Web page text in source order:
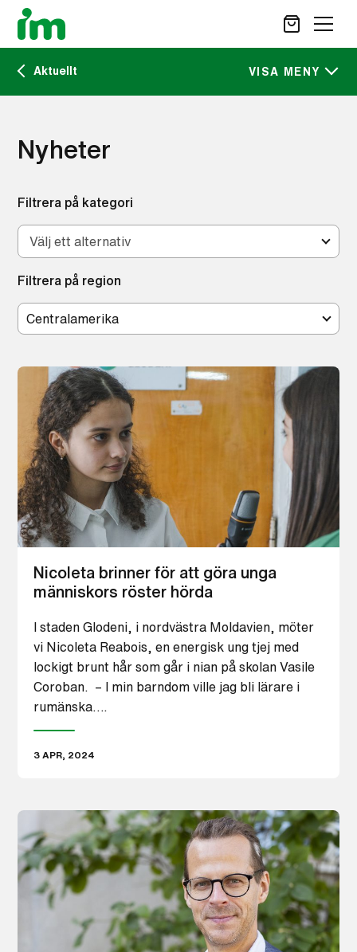
SV
OM IM
KONTAKT
VAD DU KAN GÖRA
AKTUELLT
SÖK
Aktuellt VISA MENY
IM:s tidskrift
Nyheter
Nyheter
Filtrera på kategori
Välj ett alternativ
Filtrera på region
Nicoleta brinner för att göra unga
människors röster hörda
I staden Glodeni, i nordvästra Moldavien, möter
vi Nicoleta Reabois, en energisk ung tjej med
lockigt brunt hår som går i nian på skolan Vasile
Coroban. – I min barndom ville jag bli lärare i
rumänska….
3 APR, 2024